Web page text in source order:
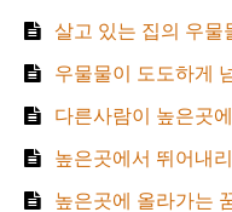
살고 있는 집의 우물
우물물이 도도하게
다른사람이 높은곳
높은곳에서 뛰어내
높은곳에 올라가는